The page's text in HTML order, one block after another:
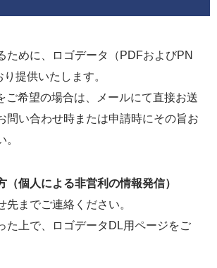
ために、ロゴデータ（PDFおよびPN
提供いたします。
ご希望の場合は、メールにて直接お送
問い合わせ時または申請時にその旨お
個人による非営利の情報発信）
先までご連絡ください。
た上で、ロゴデータDL用ページをご